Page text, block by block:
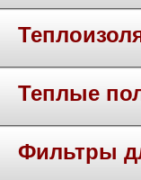
Теплые
Фильтры